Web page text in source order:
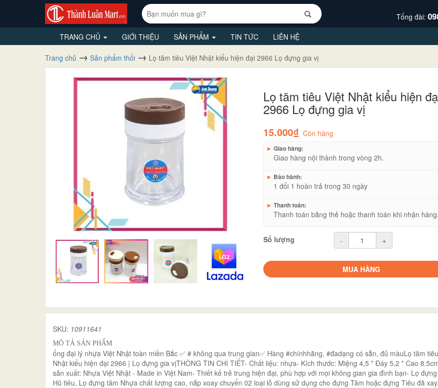
Tổng đài:
TRANG CHỦ GIỚI THIỆU SẢN PHẨM TIN TỨC LIÊN HỆ
Trang chủ Sản phẩm thổi Lọ tăm tiêu Việt Nhật kiểu hiện đại 2966 Lọ đựng gia vị
Lọ tăm tiêu Việt Nhật kiểu hiện
2966 Lọ đựng gia vị
15.000₫ Còn hàng
► Giao hàng:
Giao hàng nội thành trong vòng 2h.
► Bảo hành:
1 đổi 1 hoàn trả trong 30 ngày
► Thanh toán:
Thanh toán bằng thẻ hoặc thanh toán khi nhận hàng.
Số lượng - +
MUA HÀNG
SKU: 10911641
MÔ TẢ SẢN PHẨM
ổng đại lý nhựa Việt Nhật toàn miền Bắc ✅ # không qua trung gian✅ Hàng #chínhhãng, #đadạng có sẵn, đủ màuLọ tăm
Nhật kiểu hiện đại 2966 | Lọ đựng gia vịTHÔNG TIN CHI TIẾT- Chất liệu: nhựa- Kích thước: Miệng 4,5 * Đáy 5,2 * Cao
sản xuất: Nhựa Việt Nhật - Made in Việt Nam- Thiết kế trẻ trung hiện đại, phù hợp với mọi không gian gia đình bạn- Lọ
Hũ tiêu, Lọ đựng tăm Nhựa chất lượng cao, nắp xoay chuyển 02 loại lỗ dùng sử dụng cho đựng Tăm hoặc đựng Tiêu đã xay.